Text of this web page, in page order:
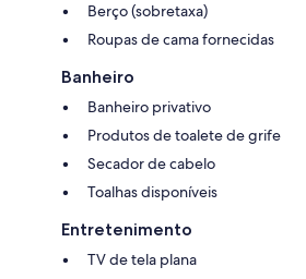
Berço (sobretaxa)
Roupas de cama fornecidas
Banheiro
Banheiro privativo
Produtos de toalete de grife
Secador de cabelo
Toalhas disponíveis
Entretenimento
TV de tela plana